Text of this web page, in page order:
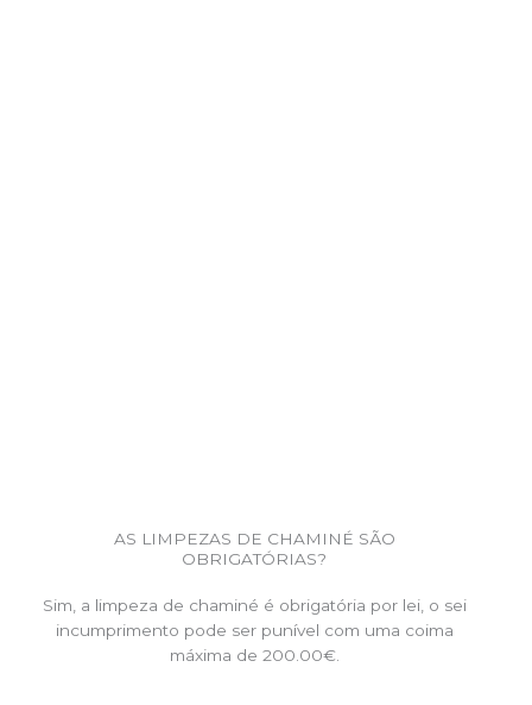
AS LIMPEZAS DE CHAMINÉ SÃO
OBRIGATÓRIAS?
Sim, a limpeza de chaminé é obrigatória por lei, o sei
incumprimento pode ser punível com uma coima
máxima de 200.00€.